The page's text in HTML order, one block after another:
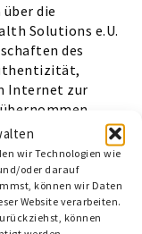
wir Technologien wie
oder darauf
können wir Daten
Website verarbeiten.
können
die
Solutions e.U.
des
Internet zur
die Verfügbarkeit
Homepage und
oder
Ursachen, die
der Daten